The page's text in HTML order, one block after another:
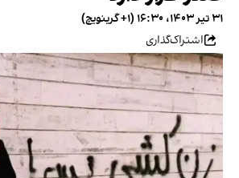
۳۱ تیر ۱۴۰۳، ۱۶:۳۰ (‎+۱ گرینویچ)
اشتراک‌گذاری